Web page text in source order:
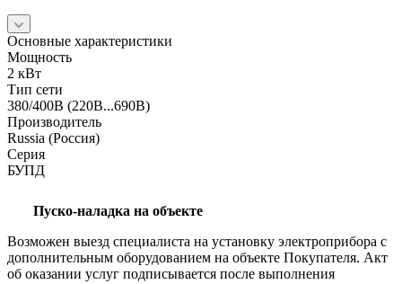
Основные характеристики
Мощность
2 кВт
Тип сети
380/400В (220В...690В)
Производитель
Russia (Россия)
Серия
БУПД
Пуско-наладка на объекте
Возможен выезд специалиста на установку электроприбора с
дополнительным оборудованием на объекте Покупателя. Акт
об оказании услуг подписывается после выполнения